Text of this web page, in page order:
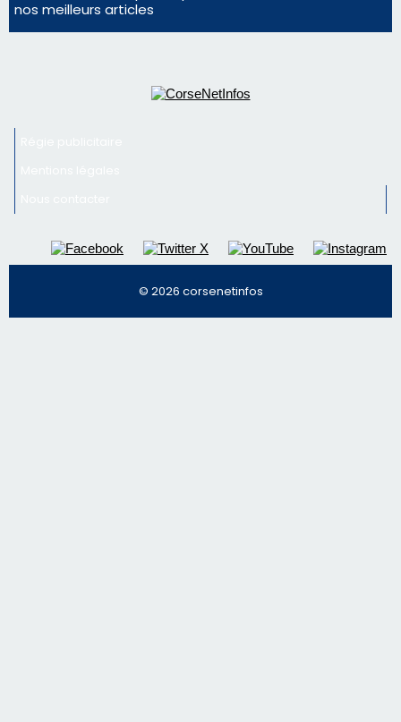
© 2026 corsenetinfos